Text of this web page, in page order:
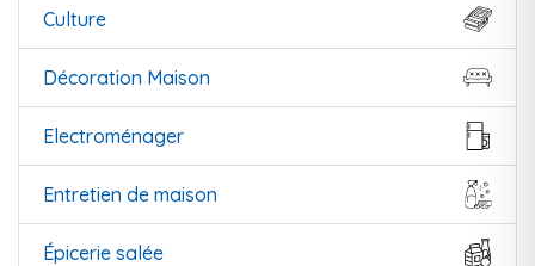
Culture
Décoration Maison
Electroménager
Entretien de maison
Épicerie salée